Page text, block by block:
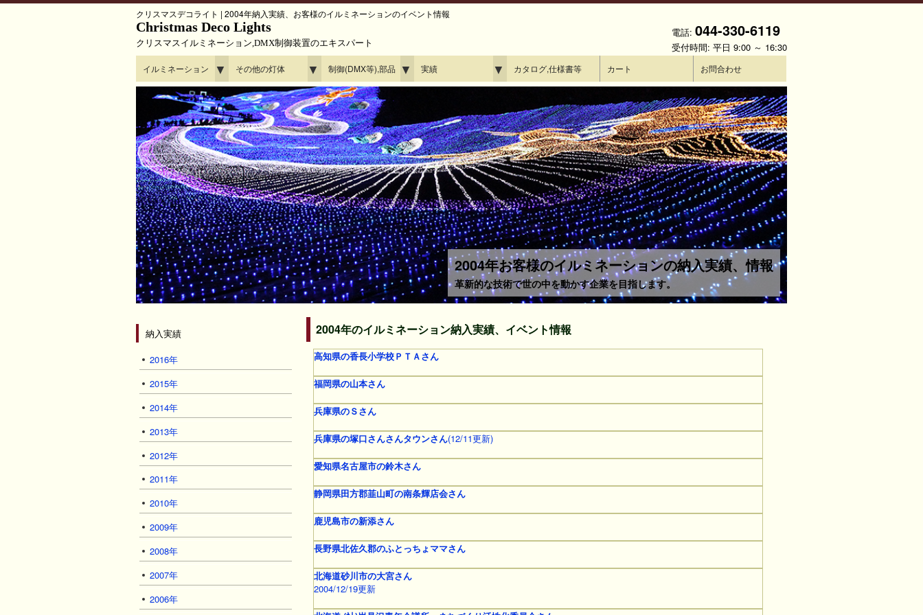
クリスマスデコライト | 2004年納入実績、お客様のイルミネーションのイベント情報
Christmas Deco Lights
クリスマスイルミネーション,DMX制御装置のエキスパート
電話: 044-330-6119
受付時間: 平日 9:00 ～ 16:30
イルミネーション ▼ その他の灯体 ▼ 制御(DMX等),部品 ▼ 実績 ▼ カタログ,仕様書等 カート お問合わせ
2004年お客様のイルミネーションの納入実績、情報
革新的な技術で世の中を動かす企業を目指します。
2004年のイルミネーション納入実績、イベント情報
高知県の香長小学校ＰＴＡさん
福岡県の山本さん
兵庫県のＳさん
兵庫県の塚口さんさんタウンさん(12/11更新)
愛知県名古屋市の鈴木さん
静岡県田方郡韮山町の南条輝店会さん
鹿児島市の新添さん
長野県北佐久郡のふとっちょママさん
北海道砂川市の大宮さん
2004/12/19更新
納入実績
2016年
2015年
2014年
2013年
2012年
2011年
2010年
2009年
2008年
2007年
2006年